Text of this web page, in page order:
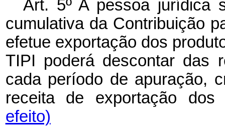
Art. 5º A pessoa jurídica
cumulativa da Contribuição
efetue exportação dos
TIPI poderá descontar das
cada período de apuração,
receita de exportação
efeito)